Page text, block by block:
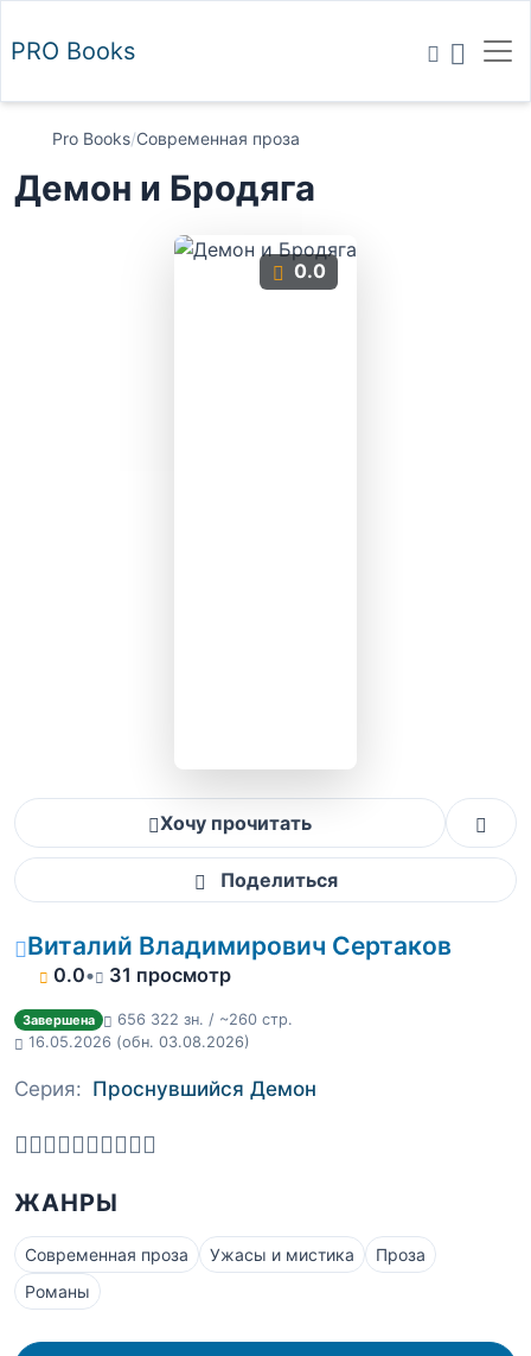
PRO Books
Pro Books/Современная проза
Демон и Бродяга
0.0
Хочу прочитать
Поделиться
Виталий Владимирович Сертаков
0.0• 31 просмотр
Завершена
656 322 зн. / ~260 стр.
16.05.2026 (обн. 03.08.2026)
Серия: Проснувшийся Демон
ЖАНРЫ
Современная проза Ужасы и мистика
Проза
Романы